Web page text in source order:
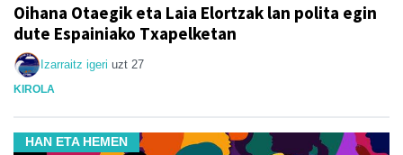
Oihana Otaegik eta Laia Elortzak lan polita egin
dute Espainiako Txapelketan
Izarraitz igeri uzt 27
KIROLA
HAN ETA HEMEN